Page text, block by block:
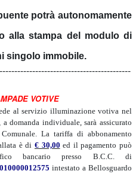
potrà autonomamente
alla stampa del modulo di
singolo immobile.
VOTIVE
al servizio illuminazione votiva nel
domanda individuale, sarà assicurato
La tariffa di abbonamento
è di € 30,00 ed il pagamento può
bancario presso B.C.C. di
intestato a Bellosguardo